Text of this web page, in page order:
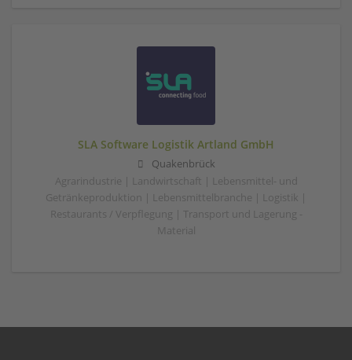
SLA Software Logistik Artland GmbH
Quakenbrück
Agrarindustrie | Landwirtschaft | Lebensmittel- und
Getränkeproduktion | Lebensmittelbranche | Logistik |
Restaurants / Verpflegung | Transport und Lagerung -
Material